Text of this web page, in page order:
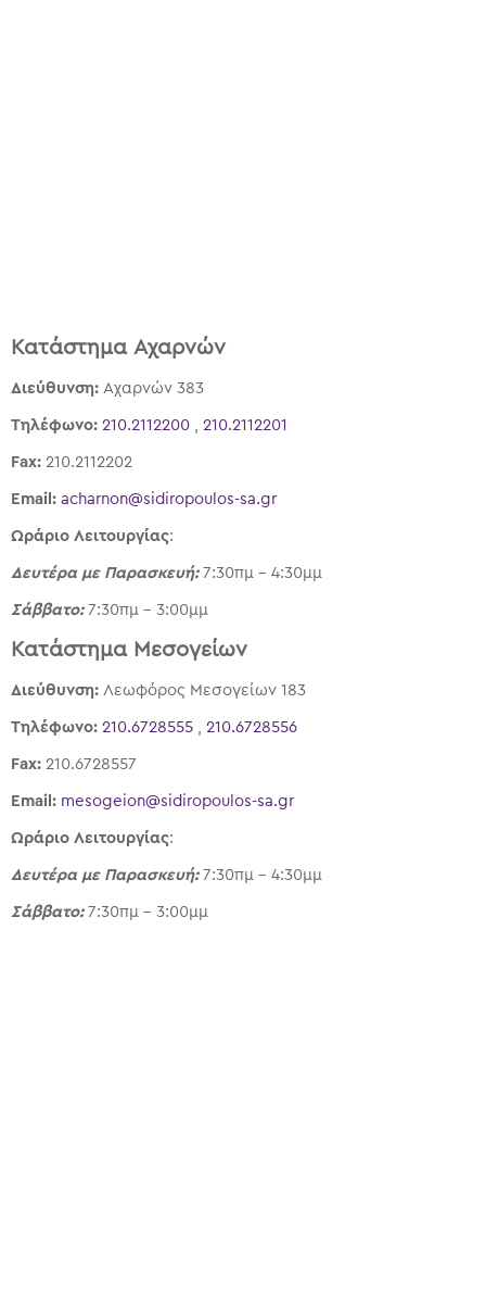
Κατάστημα Αχαρνών
Διεύθυνση: Αχαρνών 383
Τηλέφωνο: 210.2112200 , 210.2112201
Fax: 210.2112202
Email: acharnon@sidiropoulos-sa.gr
Ωράριο Λειτουργίας:
Δευτέρα με Παρασκευή: 7:30πμ – 4:30μμ
Σάββατο: 7:30πμ – 3:00μμ
Κατάστημα Μεσογείων
Διεύθυνση: Λεωφόρος Μεσογείων 183
Τηλέφωνο: 210.6728555 , 210.6728556
Fax: 210.6728557
Email: mesogeion@sidiropoulos-sa.gr
Ωράριο Λειτουργίας:
Δευτέρα με Παρασκευή: 7:30πμ – 4:30μμ
Σάββατο: 7:30πμ – 3:00μμ